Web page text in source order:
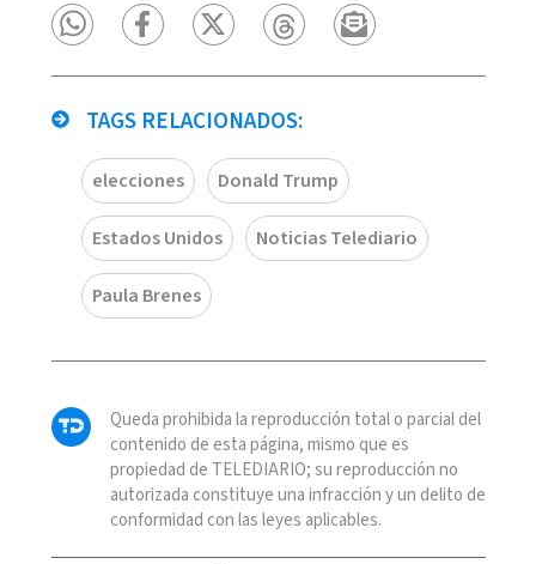
TAGS RELACIONADOS:
elecciones Donald Trump
Estados Unidos Noticias Telediario
Paula Brenes
Queda prohibida la reproducción total o parcial del
contenido de esta página, mismo que es
propiedad de TELEDIARIO; su reproducción no
autorizada constituye una infracción y un delito de
conformidad con las leyes aplicables.